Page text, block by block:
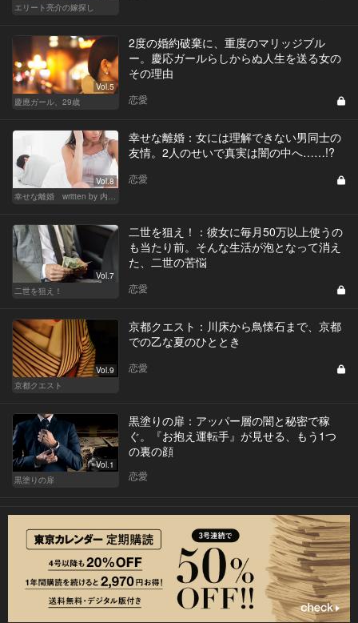
エリート亮介の嫁探し
Vol.5
慶應ガール、29歳
2度の婚約破棄に、重度のマリッジブル
ー。慶応ガールらしからぬ人生を送る女の
その理由
恋愛
Vol.8
幸せな離婚 written by 内埜さくら
幸せな離婚：女には理解できない男同士の
友情。2人のせいで真実は闇の中へ……!?
恋愛
Vol.7
二世を狙え！
二世を狙え！：彼女に毎月50万以上使うの
も当たり前。そんな生活が泡となって消え
た、二世の苦悩
恋愛
Vol.9
京都クエスト
京都クエスト：川床から鳥懐石まで、京都
での乙な夏のひととき
恋愛
Vol.1
黒塗りの扉
黒塗りの扉：アッパー層の闇と秘密で稼
ぐ。『お抱え運転手』が見せる、もう1つ
の裏の顔
恋愛